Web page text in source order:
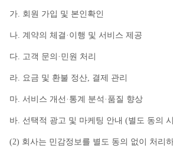
가. 회원 가입 및 본인확인
나. 계약의 체결·이행 및 서비스 제공
다. 고객 문의·민원 처리
라. 요금 및 환불 정산, 결제 관리
마. 서비스 개선·통계 분석·품질 향상
바. 선택적 광고 및 마케팅 안내 (별도 동의
(2) 회사는 민감정보를 별도 동의 없이 처리